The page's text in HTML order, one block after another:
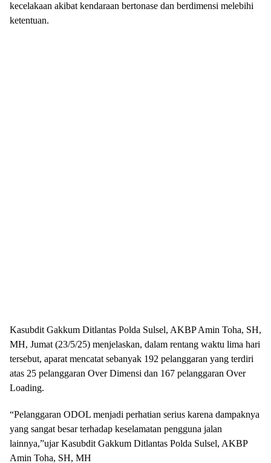
kecelakaan akibat kendaraan bertonase dan berdimensi melebihi
ketentuan.
Kasubdit Gakkum Ditlantas Polda Sulsel, AKBP Amin Toha, SH,
MH, Jumat (23/5/25) menjelaskan, dalam rentang waktu lima hari
tersebut, aparat mencatat sebanyak 192 pelanggaran yang terdiri
atas 25 pelanggaran Over Dimensi dan 167 pelanggaran Over
Loading.
“Pelanggaran ODOL menjadi perhatian serius karena dampaknya
yang sangat besar terhadap keselamatan pengguna jalan
lainnya,”ujar Kasubdit Gakkum Ditlantas Polda Sulsel, AKBP
Amin Toha, SH, MH